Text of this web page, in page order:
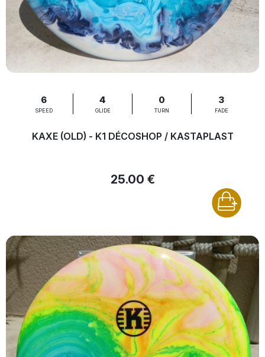
6
SPEED
4
GLIDE
0
TURN
3
FADE
KAXE (OLD) - K1 DÉCOSHOP / KASTAPLAST
25.00 €